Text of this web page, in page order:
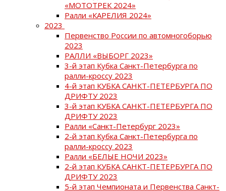
«МОТОТРЕК 2024»
Ралли «КАРЕЛИЯ 2024»
2023
Первенство России по автомногоборью
2023
РАЛЛИ «ВЫБОРГ 2023»
3-й этап Кубка Санкт-Петербурга по
ралли-кроссу 2023
4-й этап КУБКА САНКТ-ПЕТЕРБУРГА ПО
ДРИФТУ 2023
3-й этап КУБКА САНКТ-ПЕТЕРБУРГА ПО
ДРИФТУ 2023
Ралли «Санкт-Петербург 2023»
2-й этап Кубка Санкт-Петербурга по
ралли-кроссу 2023
Ралли «БЕЛЫЕ НОЧИ 2023»
2-й этап КУБКА САНКТ-ПЕТЕРБУРГА ПО
ДРИФТУ 2023
5-й этап Чемпионата и Первенства Санкт-